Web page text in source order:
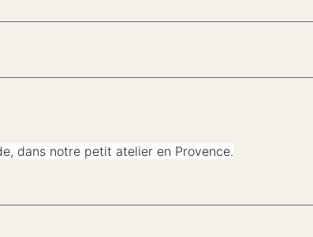
dans notre petit atelier en Provence.